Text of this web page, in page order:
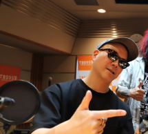
今日の番組表
週間番組表
トピックス
TBS Podcast
お知らせ
イベント・グッズ
YouTube
会社情報